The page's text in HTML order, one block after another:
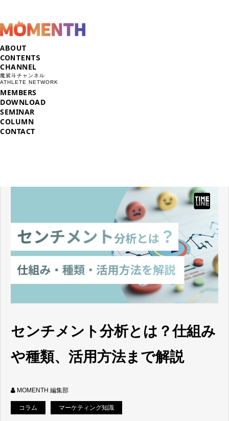
ABOUT
CONTENTS
CHANNEL
魔裟斗チャンネル
ATHLETE NETWORK
MEMBERS
DOWNLOAD
SEMINAR
COLUMN
CONTACT
センチメント分析とは？仕組み
や種類、活用方法まで解説
MOMENTH 編集部
コラム マーケティング知識